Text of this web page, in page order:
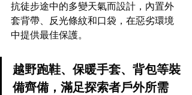
抗徒步途中的多變天氣而設計，內置外
套背帶、反光條紋和口袋，在惡劣環境
中提供最佳保護。
越野跑鞋、保暖手套、背包等裝
備齊備，滿足探索者戶外所需